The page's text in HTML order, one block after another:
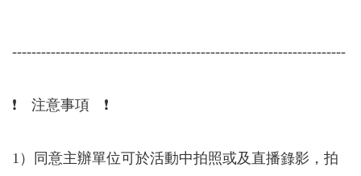
---------------------------------------------------------------------
❗️ 注意事項 ❗️
1）同意主辦單位可於活動中拍照或及直播錄影，拍